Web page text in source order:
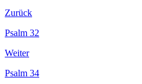
Zurück
Psalm 32
Weiter
Psalm 34